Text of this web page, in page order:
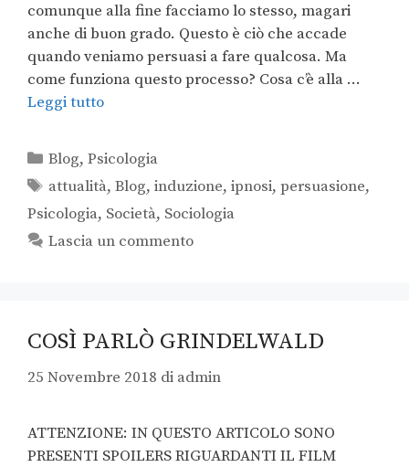
comunque alla fine facciamo lo stesso, magari
anche di buon grado. Questo è ciò che accade
quando veniamo persuasi a fare qualcosa. Ma
come funziona questo processo? Cosa c’è alla …
Leggi tutto
Blog,Psicologia
attualità,Blog,induzione,ipnosi,persuasione,
Psicologia, Società, Sociologia
Lascia un commento
COSÌ PARLÒ GRINDELWALD
25 Novembre 2018 di admin
ATTENZIONE: IN QUESTO ARTICOLO SONO
PRESENTI SPOILERS RIGUARDANTI IL FILM